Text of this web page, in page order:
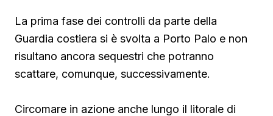
La prima fase dei controlli da parte della
Guardia costiera si è svolta a Porto Palo e non
risultano ancora sequestri che potranno
scattare, comunque, successivamente.
Circomare in azione anche lungo il litorale di